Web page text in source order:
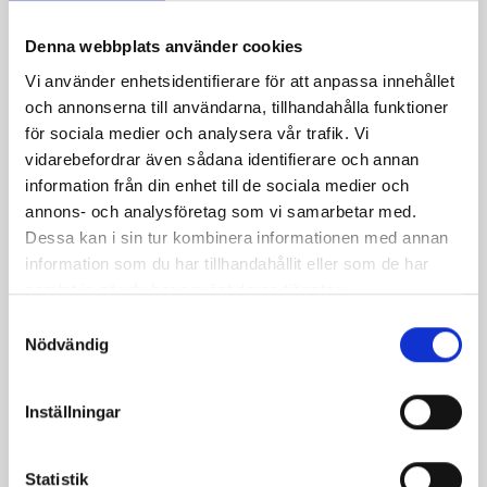
Denna webbplats använder cookies
Vi använder enhetsidentifierare för att anpassa innehållet
och annonserna till användarna, tillhandahålla funktioner
för sociala medier och analysera vår trafik. Vi
vidarebefordrar även sådana identifierare och annan
information från din enhet till de sociala medier och
annons- och analysföretag som vi samarbetar med.
Dessa kan i sin tur kombinera informationen med annan
information som du har tillhandahållit eller som de har
samlat in när du har använt deras tjänster.
Nödvändig
Inställningar
Statistik
Framskärm, Rostfri/Kvalité (Zündapp 517 KS50 1968-76) Mellanläggsgummi för skärmstag (Zündapp 517)